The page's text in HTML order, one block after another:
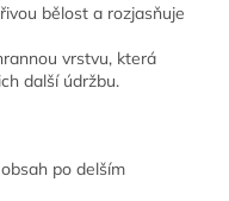
bělost a rozjasňuje
vrstvu, která
další údržbu.
po delším